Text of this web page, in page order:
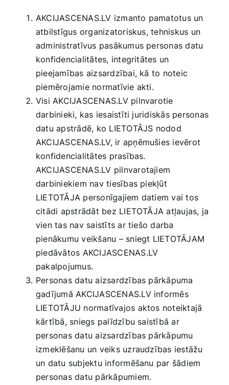
AKCIJASCENAS.LV izmanto pamatotus un
atbilstīgus organizatoriskus, tehniskus un
administratīvus pasākumus personas datu
konfidencialitātes, integritātes un
pieejamības aizsardzībai, kā to noteic
piemērojamie normatīvie akti.
Visi AKCIJASCENAS.LV pilnvarotie
darbinieki, kas iesaistīti juridiskās personas
datu apstrādē, ko LIETOTĀJS nodod
AKCIJASCENAS.LV, ir apņēmušies ievērot
konfidencialitātes prasības.
AKCIJASCENAS.LV pilnvarotajiem
darbiniekiem nav tiesības piekļūt
LIETOTĀJA personīgajiem datiem vai tos
citādi apstrādāt bez LIETOTĀJA atļaujas, ja
vien tas nav saistīts ar tiešo darba
pienākumu veikšanu – sniegt LIETOTĀJAM
piedāvātos AKCIJASCENAS.LV
pakalpojumus.
Personas datu aizsardzības pārkāpuma
gadījumā AKCIJASCENAS.LV informēs
LIETOTĀJU normatīvajos aktos noteiktajā
kārtībā, sniegs palīdzību saistībā ar
personas datu aizsardzības pārkāpumu
izmeklēšanu un veiks uzraudzības iestāžu
un datu subjektu informēšanu par šādiem
personas datu pārkāpumiem.